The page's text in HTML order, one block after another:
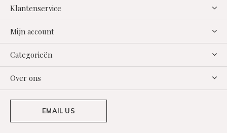
Klantenservice
Mijn account
Categorieën
Over ons
EMAIL US